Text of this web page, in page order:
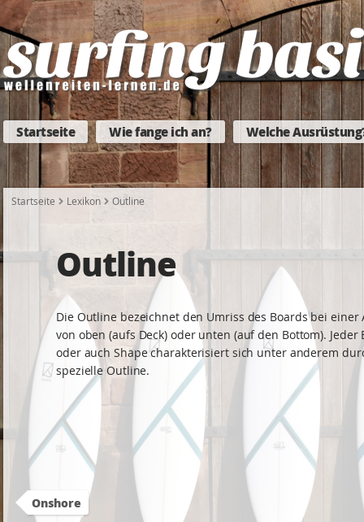
Startseite Wie fange ich an? Welche
Startseite Lexikon Outline
Outline
Die Outline bezeichnet den Umriss des Boards bei einer
von oben (aufs Deck) oder unten (auf den Bottom). Jeder
oder auch Shape charakterisiert sich unter anderem
spezielle Outline.
Onshore